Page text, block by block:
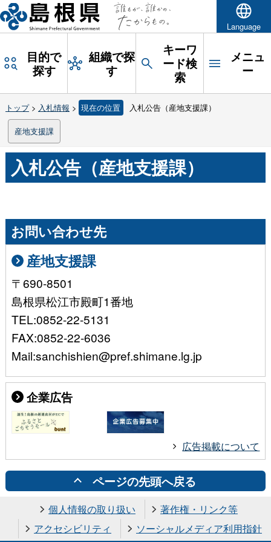
Language
目的で
探す
組織で探
す
キーワ
ード検
索
メニュ
ー
トップ> 入札情報 > 現在の位置 入札公告（産地支援課）
産地支援課
入札公告（産地支援課）
お問い合わせ先
産地支援課
〒690-8501
島根県松江市殿町1番地
TEL:0852-22-5131
FAX:0852-22-6036
Mail:sanchishien@pref.shimane.lg.jp
企業広告
広告掲載について
ページの先頭へ戻る
個人情報の取り扱い
著作権・リンク等
アクセシビリティ
ソーシャルメディア利用指針